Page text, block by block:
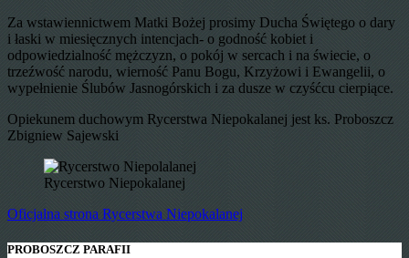
Za wstawiennictwem Matki Bożej prosimy Ducha Świętego o dary
i łaski w miesięcznych intencjach- o godność kobiet i
odpowiedzialność mężczyzn, o pokój w sercach i na świecie, o
trzeźwość narodu, wierność Panu Bogu, Krzyżowi i Ewangelii, o
wypełnienie Ślubów Jasnogórskich i za dusze w czyśćcu cierpiące.
Opiekunem duchowym Rycerstwa Niepokalanej jest ks. Proboszcz
Zbigniew Sajewski
Rycerstwo Niepokalanej
Oficjalna strona Rycerstwa Niepokalanej
PROBOSZCZ PARAFII